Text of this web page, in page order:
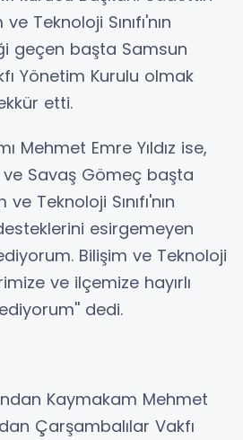
Teknoloji Sınıfı'nın
geçen başta Samsun
Yönetim Kurulu olmak
etti.
Mehmet Emre Yıldız ise,
ve Savaş Gömeç başta
Teknoloji Sınıfı'nın
esirgemeyen
Bilişim ve Teknoloji
ve ilçemize hayırlı
dedi.
Kaymakam Mehmet
Çarşambalılar Vakfı